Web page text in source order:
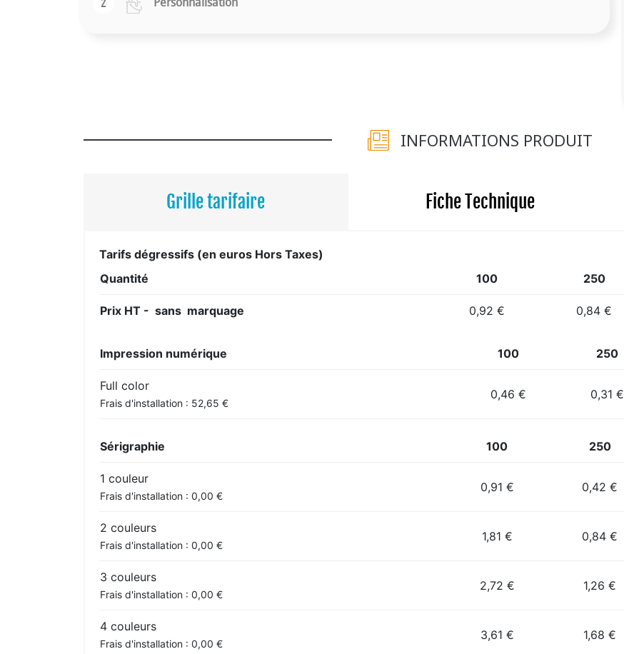
INFORMATIONS PRODUIT
Grille tarifaire Fiche Technique
Tarifs dégressifs (en euros Hors Taxes)
Quantité
100 250
Prix HT - sans marquage 0,92 € 0,84 €
Impression numérique 100 250
Full color
Frais d'installation : 52,65 €
0,46 € 0,31 €
Sérigraphie 100 250
1 couleur
Frais d'installation : 0,00 €
0,91 € 0,42 €
2 couleurs
Frais d'installation : 0,00 €
1,81 € 0,84 €
3 couleurs
Frais d'installation : 0,00 €
2,72 € 1,26 €
4 couleurs
Frais d'installation : 0,00 €
3,61 € 1,68 €